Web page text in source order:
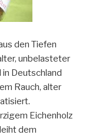
den Tiefen
unbelasteter
Deutschland
Rauch, alter
Eichenholz
dem